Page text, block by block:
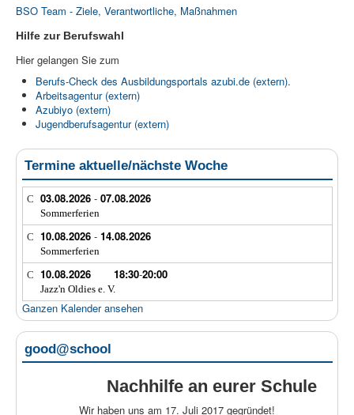
BSO Team - Ziele, Verantwortliche, Maßnahmen
Hilfe zur Berufswahl
Hier gelangen Sie zum
Berufs-Check des Ausbildungsportals azubi.de (extern).
Arbeitsagentur (extern)
Azubiyo (extern)
Jugendberufsagentur (extern)
Termine aktuelle/nächste Woche
03.08.2026- 07.08.2026
Sommerferien
10.08.2026- 14.08.2026
Sommerferien
10.08.2026 18:30-20:00
Jazz'n Oldies e. V.
Ganzen Kalender ansehen
good@school
Nachhilfe an eurer Schule
Wir haben uns am 17. Juli 2017 gegründet!